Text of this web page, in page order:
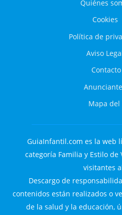
Quiénes
Cookies
Política de
Aviso
Contacto
Mapa
GuiaInfantil.com es la web
categoría Familia y Estilo
visitantes
Descargo de
contenidos están realizados o
de la salud y la educación,